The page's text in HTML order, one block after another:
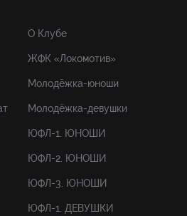
О Клубе
ЖФК «Локомотив»
Молодёжка-юноши
Молодёжка-девушки
ЮФЛ-1. ЮНОШИ
ЮФЛ-2. ЮНОШИ
ЮФЛ-3. ЮНОШИ
ЮФЛ-1. ДЕВУШКИ